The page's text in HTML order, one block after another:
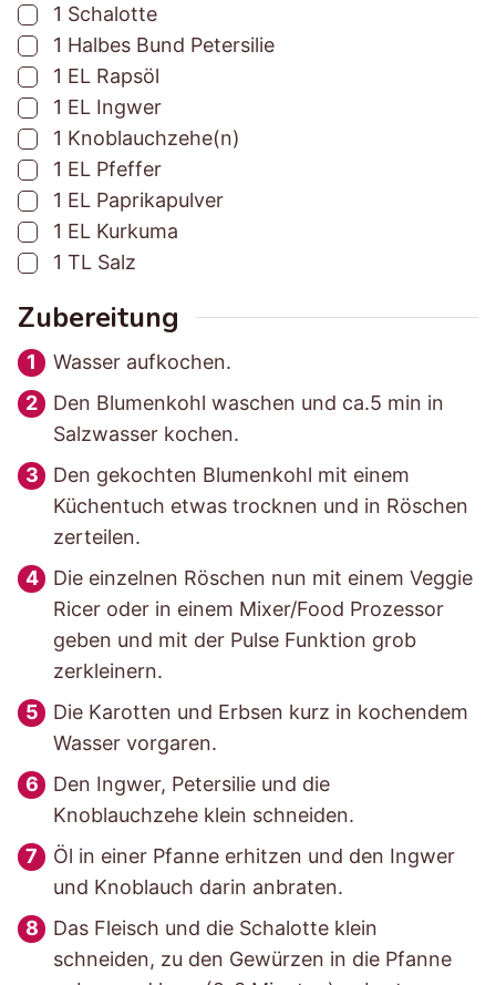
e
i
t
e
i
t
▢
1 Schalotte
▢
1 Halbes Bund Petersilie
▢
1 EL Rapsöl
▢
1 EL Ingwer
▢
1 Knoblauchzehe(n)
▢
1 EL Pfeffer
▢
1 EL Paprikapulver
▢
1 EL Kurkuma
▢
1 TL Salz
Zubereitung
Wasser aufkochen.
Den Blumenkohl waschen und ca.5 min in
Salzwasser kochen.
Den gekochten Blumenkohl mit einem
Küchentuch etwas trocknen und in Röschen
zerteilen.
Die einzelnen Röschen nun mit einem Veggie
Ricer oder in einem Mixer/Food Prozessor
geben und mit der Pulse Funktion grob
zerkleinern.
Die Karotten und Erbsen kurz in kochendem
Wasser vorgaren.
Den Ingwer, Petersilie und die
Knoblauchzehe klein schneiden.
Öl in einer Pfanne erhitzen und den Ingwer
und Knoblauch darin anbraten.
Das Fleisch und die Schalotte klein
schneiden, zu den Gewürzen in die Pfanne